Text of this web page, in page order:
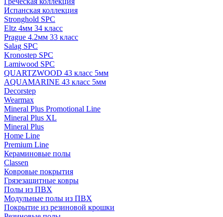
Испанская коллекция
Stronghold SPC
Eltz 4мм 34 класс
Prague 4.2мм 33 класс
Salag SPC
Kronostep SPC
Lamiwood SPC
QUARTZWOOD 43 класс 5мм
AQUAMARINE 43 класс 5мм
Decorstep
Wearmax
Mineral Plus Promotional Line
Mineral Plus XL
Mineral Plus
Home Line
Premium Line
Кераминовые полы
Classen
Ковровые покрытия
Грязезащитные ковры
Полы из ПВХ
Модульные полы из ПВХ
Покрытие из резиновой крошки